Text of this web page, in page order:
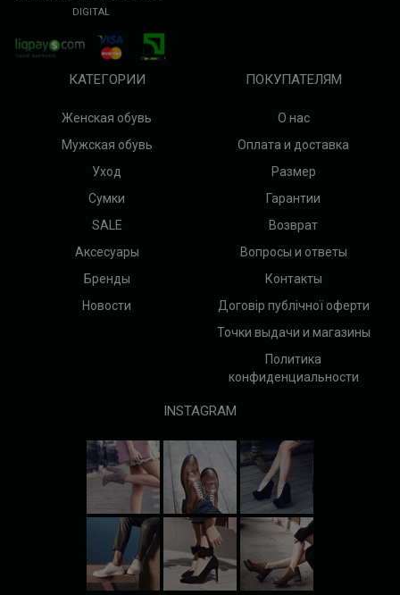
DIGITAL
КАТЕГОРИИ
Женская обувь
Мужская обувь
Уход
Сумки
SALE
Аксесуары
Бренды
Новости
ПОКУПАТЕЛЯМ
О нас
Оплата и доставка
Размер
Гарантии
Возврат
Вопросы и ответы
Контакты
Договір публічної оферти
Точки выдачи и магазины
Политика
конфиденциальности
INSTAGRAM